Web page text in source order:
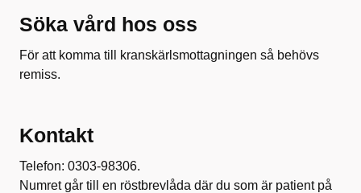
Söka vård hos oss
För att komma till kranskärlsmottagningen så behövs
remiss.
Kontakt
Telefon: 0303-98306.
Numret går till en röstbrevlåda där du som är patient på